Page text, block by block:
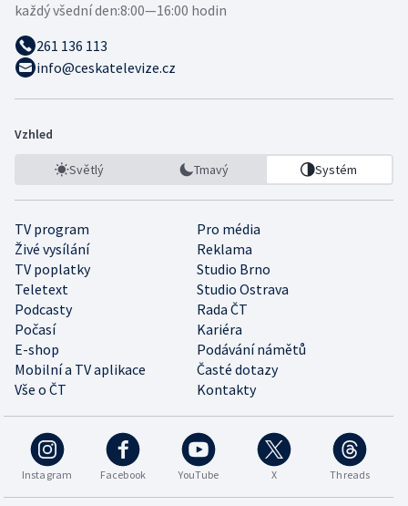
každý všední den:8:00—16:00 hodin
261 136 113
info@ceskatelevize.cz
Vzhled
Světlý Tmavý Systém
TV program
Pro média
Živé vysílání
Reklama
TV poplatky
Studio Brno
Teletext
Studio Ostrava
Podcasty
Rada ČT
Počasí
Kariéra
E-shop
Podávání námětů
Mobilní a TV aplikace
Časté dotazy
Vše o ČT
Kontakty
Instagram Facebook YouTube X Threads